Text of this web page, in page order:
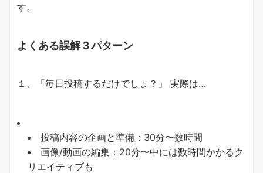
す。
よくある誤解３パターン
１、「毎日投稿するだけでしょ？」 実際は…
投稿内容の企画と準備：30分〜数時間
画像/動画の編集：20分〜中には数時間かかるク
リエイティブも